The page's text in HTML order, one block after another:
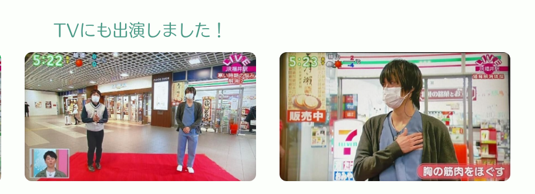
TVにも出演しました！